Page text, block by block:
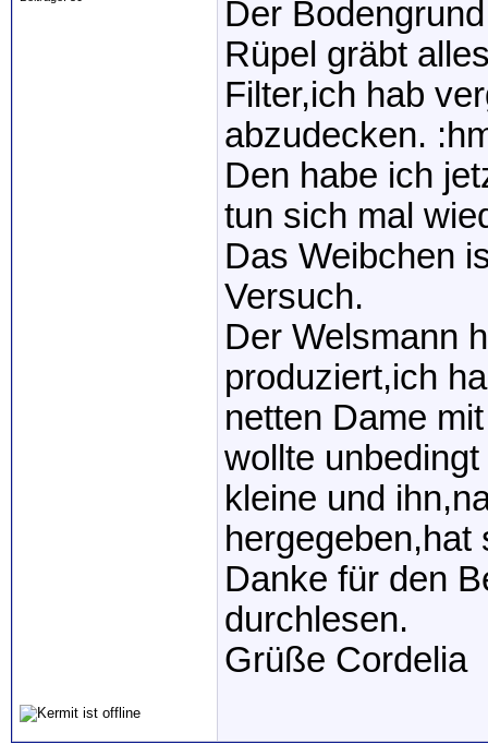
Der
Rüpel gräbt
Filter,ich hab
abzudecken.
Den habe ich
tun sich mal
Das Weibchen
Versuch.
Der Welsmann
produziert,ich
netten Dame
wollte
kleine und
Danke für den
durchlesen.
Grüße Cordelia